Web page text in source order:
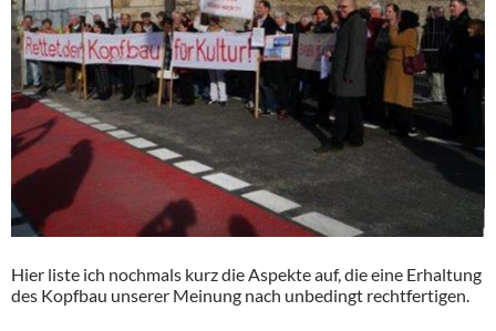
Hier liste ich nochmals kurz die Aspekte auf, die eine Erhaltung
des Kopfbau unserer Meinung nach unbedingt rechtfertigen.